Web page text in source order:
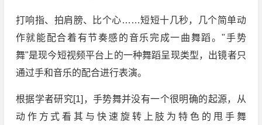
打响指、拍肩膀、比个心……短短十几秒，几个简单动
作就能配合着有节奏感的音乐完成一曲舞蹈。"手势
舞"是现今短视频平台上的一种舞蹈呈现类型，出镜者只
通过手和音乐的配合进行表演。
根据学者研究[1]，手势舞并没有一个很明确的起源，从
动作方式看其与快速旋转上肢为特色的甩手舞